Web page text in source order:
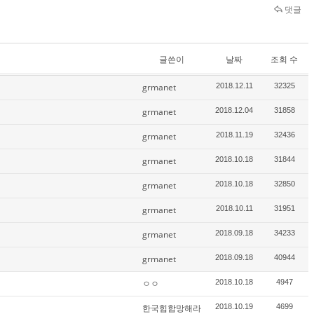
댓글
글쓴이 날짜 조회 수
grmanet 2018.12.11 32325
grmanet 2018.12.04 31858
grmanet 2018.11.19 32436
grmanet 2018.10.18 31844
grmanet 2018.10.18 32850
grmanet 2018.10.11 31951
grmanet 2018.09.18 34233
grmanet 2018.09.18 40944
ㅇㅇ 2018.10.18 4947
한국힙합망해라 2018.10.19 4699